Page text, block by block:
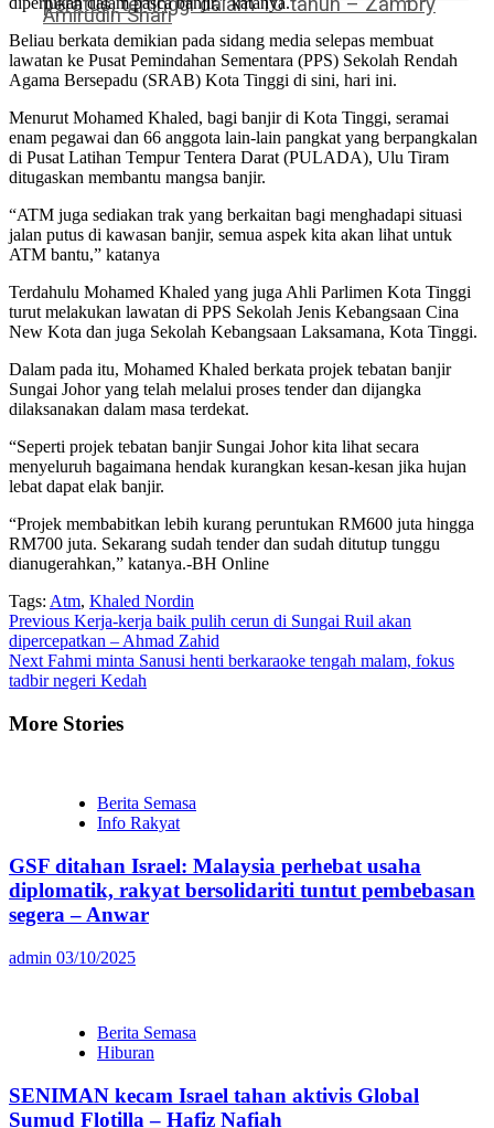
Amirudin Shari
Beliau berkata demikian pada sidang media selepas membuat
lawatan ke Pusat Pemindahan Sementara (PPS) Sekolah Rendah
Agama Bersepadu (SRAB) Kota Tinggi di sini, hari ini.
Menurut Mohamed Khaled, bagi banjir di Kota Tinggi, seramai
enam pegawai dan 66 anggota lain-lain pangkat yang berpangkalan
di Pusat Latihan Tempur Tentera Darat (PULADA), Ulu Tiram
ditugaskan membantu mangsa banjir.
“ATM juga sediakan trak yang berkaitan bagi menghadapi situasi
jalan putus di kawasan banjir, semua aspek kita akan lihat untuk
ATM bantu,” katanya
Terdahulu Mohamed Khaled yang juga Ahli Parlimen Kota Tinggi
turut melakukan lawatan di PPS Sekolah Jenis Kebangsaan Cina
New Kota dan juga Sekolah Kebangsaan Laksamana, Kota Tinggi.
Dalam pada itu, Mohamed Khaled berkata projek tebatan banjir
Sungai Johor yang telah melalui proses tender dan dijangka
dilaksanakan dalam masa terdekat.
“Seperti projek tebatan banjir Sungai Johor kita lihat secara
menyeluruh bagaimana hendak kurangkan kesan-kesan jika hujan
lebat dapat elak banjir.
“Projek membabitkan lebih kurang peruntukan RM600 juta hingga
RM700 juta. Sekarang sudah tender dan sudah ditutup tunggu
dianugerahkan,” katanya.-BH Online
Tags: Atm, Khaled Nordin
Continue
Reading
Previous Kerja-kerja baik pulih cerun di Sungai Ruil akan
dipercepatkan – Ahmad Zahid
Next Fahmi minta Sanusi henti berkaraoke tengah malam, fokus
tadbir negeri Kedah
More Stories
Berita Semasa
Info Rakyat
GSF ditahan Israel: Malaysia perhebat usaha
diplomatik, rakyat bersolidariti tuntut pembebasan
segera – Anwar
admin 03/10/2025
Berita Semasa
Hiburan
SENIMAN kecam Israel tahan aktivis Global
Sumud Flotilla – Hafiz Nafiah